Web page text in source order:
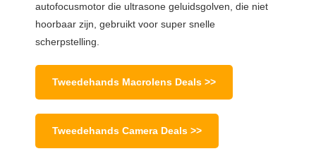
autofocusmotor die ultrasone geluidsgolven, die niet
hoorbaar zijn, gebruikt voor super snelle
scherpstelling.
Tweedehands Macrolens Deals >>
Tweedehands Camera Deals >>